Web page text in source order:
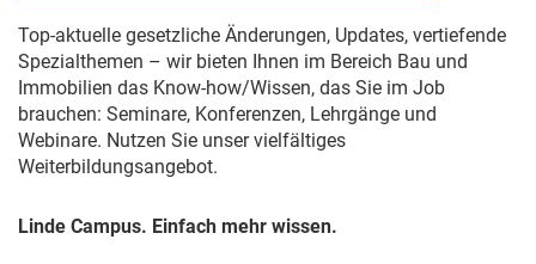
Top-aktuelle gesetzliche Änderungen, Updates, vertiefende
Spezialthemen – wir bieten Ihnen im Bereich Bau und
Immobilien das Know-how/Wissen, das Sie im Job
brauchen: Seminare, Konferenzen, Lehrgänge und
Webinare. Nutzen Sie unser vielfältiges
Weiterbildungsangebot.
Linde Campus. Einfach mehr wissen.